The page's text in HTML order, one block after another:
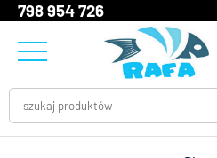
798 954 726